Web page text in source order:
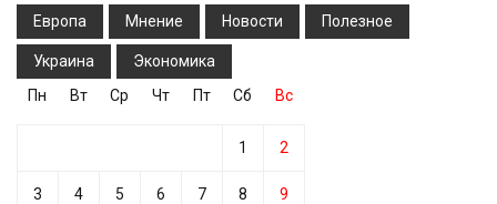
Европа Мнение Новости Полезное
Украина Экономика
Пн Вт Ср Чт Пт Сб Вс
1 2
3 4 5 6 7 8 9